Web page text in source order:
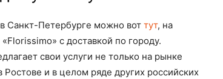
Санкт-Петербурге можно вот тут, на
с доставкой по городу.
свои услуги не только на рынке
и в целом ряде других российских